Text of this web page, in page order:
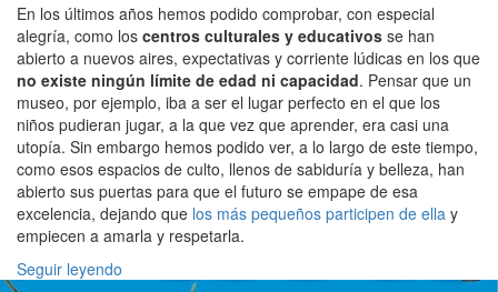
En los últimos años hemos podido comprobar, con especial
alegría, como los centros culturales y educativos se han
abierto a nuevos aires, expectativas y corriente lúdicas en los que
no existe ningún límite de edad ni capacidad. Pensar que un
museo, por ejemplo, iba a ser el lugar perfecto en el que los
niños pudieran jugar, a la que vez que aprender, era casi una
utopía. Sin embargo hemos podido ver, a lo largo de este tiempo,
como esos espacios de culto, llenos de sabiduría y belleza, han
abierto sus puertas para que el futuro se empape de esa
excelencia, dejando que los más pequeños participen de ella y
empiecen a amarla y respetarla.
Seguir leyendo